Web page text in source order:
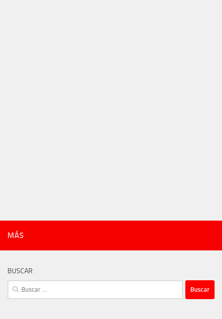
MÁS
BUSCAR
Buscar: